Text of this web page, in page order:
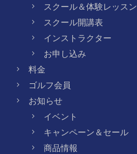
スクール＆体験レッスン
スクール開講表
インストラクター
お申し込み
料金
ゴルフ会員
お知らせ
イベント
キャンペーン＆セール
商品情報